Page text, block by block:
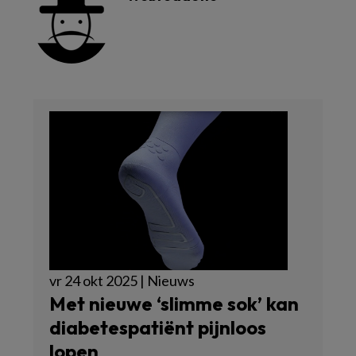
vr 24 okt 2025 | Nieuws
Met nieuwe ‘slimme sok’ kan
diabetespatiënt pijnloos
lopen